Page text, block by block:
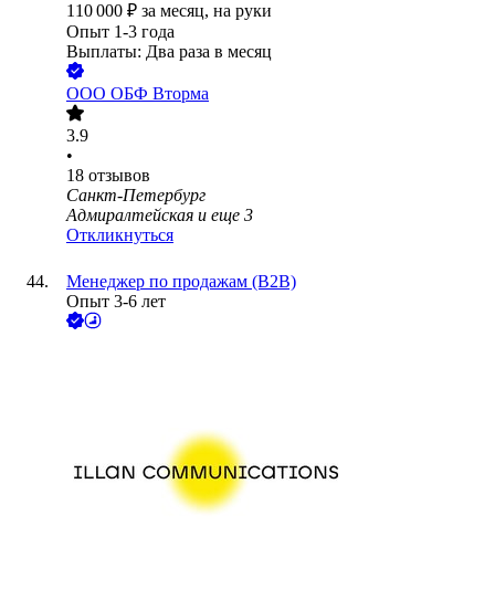
110 000 ₽ за месяц, на руки
Опыт 1-3 года
Выплаты: Два раза в месяц
ООО ОБФ Вторма
3.9
•
18 отзывов
Санкт-Петербург
Адмиралтейская и еще 3
Откликнуться
Менеджер по продажам (B2B)
Опыт 3-6 лет